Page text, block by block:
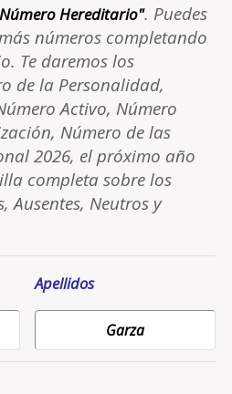
Hereditario". Puedes
números completando
Te daremos los
de la Personalidad,
Activo, Número
Número de las
2026, el próximo año
completa sobre los
Ausentes, Neutros y
Apellidos